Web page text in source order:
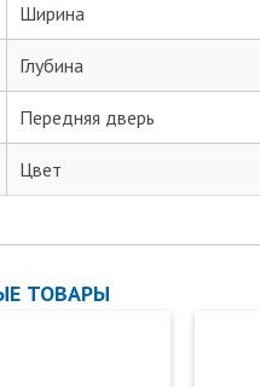
Ширина
Глубина
Передняя дверь
Цвет
ТОВАРЫ